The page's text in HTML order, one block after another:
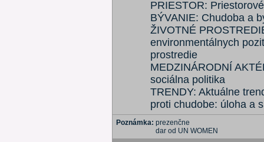
PRIESTOR:
BÝVANIE: Chudoba a
ŽIVOTNÉ
environmentálnych
prostredie
MEDZINÁRODNÍ
sociálna politika
TRENDY: Aktuálne
proti chudobe: úloha a
Poznámka: prezenčne
dar od UN WOMEN